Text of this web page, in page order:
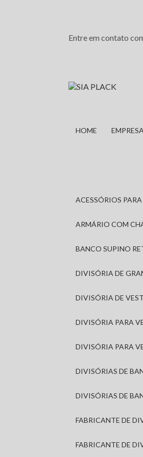
Entre em contato
HOME EMPRESA
ACESSÓRIOS
ARMÁRIO COM
BANCO SUPINO
DIVISÓRIA DE
DIVISÓRIA DE
DIVISÓRIA PARA
DIVISÓRIA PARA
DIVISÓRIAS DE
DIVISÓRIAS DE
FABRICANTE DE
FABRICANTE DE